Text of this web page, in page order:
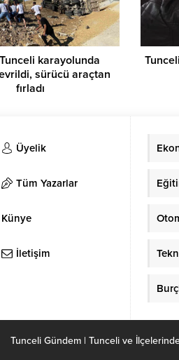
karayolunda
sürücü araçtan
fırladı
Üyelik
Tüm Yazarlar
Künye
İletişim
Tunceli Gündem | Tunceli ve